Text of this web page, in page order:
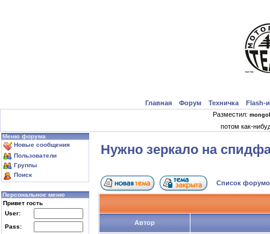
Главная Форум Техничка
Flash-
Разместил:
потом как-
Меню форума
Новые сообщения
Пользователи
Группы
Поиск
Персональное меню
Привет гость
User:
Pass:
Нужно зеркало на
Список
Автор